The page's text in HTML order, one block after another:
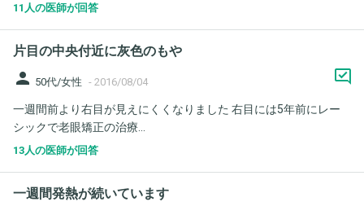
11人の医師が回答
片目の中央付近に灰色のもや
person 50代/女性 - 2016/08/04
一週間前より右目が見えにくくなりました 右目には5年前にレー
シックで老眼矯正の治療...
13人の医師が回答
一週間発熱が続いています